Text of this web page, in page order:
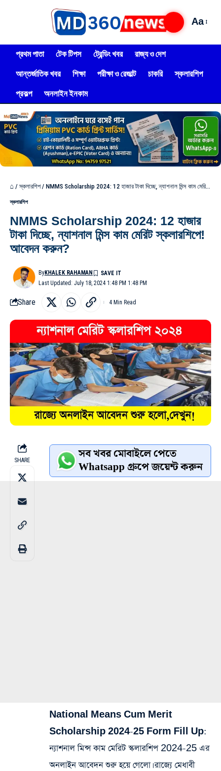
Aa
প্রথম পাতা টেক টিপস ট্রেন্ডিং খবর
রাজ্য ও দেশ
আন্তর্জাতিক খবর
শিক্ষা পরীক্ষা ও রেজাল্ট চাকরি
স্কলারশিপ
প্রকল্প
অনলাইন ইনকাম
⌂ /স্কলারশিপ/ NMMS Scholarship 2024: 12 হাজার টাকা দিচ্ছে, ন্যাশনাল মিন্স কাম মেরিট স্কলারশিপে! আবেদন করুন?
স্কলারশিপ
NMMS Scholarship 2024: 12 হাজার
টাকা দিচ্ছে, ন্যাশনাল মিন্স কাম মেরিট স্কলারশিপে!
আবেদন করুন?
Last Updated: July 18, 2024 1:48 PM 1:48 PM
ByKHALEK RAHAMAN
Share 4 Min Read
SHARE সব খবর মোবাইলে পেতে
Whatsapp গ্রুপে জয়েন্ট করুন
National Means Cum Merit
Scholarship 2024-25 Form Fill Up:
ন্যাশনাল মিন্স কাম মেরিট স্কলারশিপ 2024-25 এর
অনলাইন আবেদন শুরু হয়ে গেলো। রাজ্যে মেধাবী